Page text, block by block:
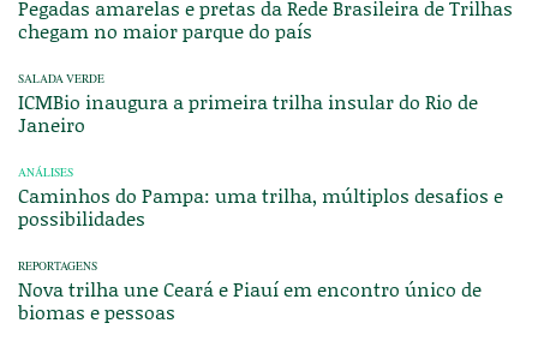
Pegadas amarelas e pretas da Rede Brasileira de Trilhas
chegam no maior parque do país
SALADA VERDE
ICMBio inaugura a primeira trilha insular do Rio de
Janeiro
ANÁLISES
Caminhos do Pampa: uma trilha, múltiplos desafios e
possibilidades
REPORTAGENS
Nova trilha une Ceará e Piauí em encontro único de
biomas e pessoas